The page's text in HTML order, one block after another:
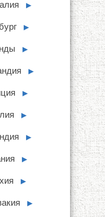
►
►
►
►
►
►
►
►
►
►